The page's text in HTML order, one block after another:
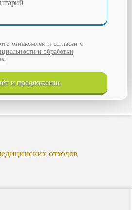
ознакомлен и согласен с
и обработки
и предложение
отходов